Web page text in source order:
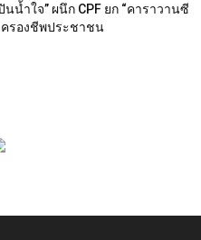
น้ำใจ” ผนึก CPF ยก “คาราวานซี
ครองชีพประชาชน